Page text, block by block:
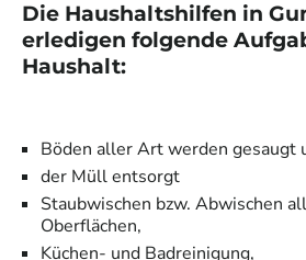
Die Haushaltshilfen in
erledigen folgende
Haushalt:
Böden aller Art werden gesaugt
der Müll entsorgt
Staubwischen bzw. Abwischen
Oberflächen,
Küchen- und Badreinigung,